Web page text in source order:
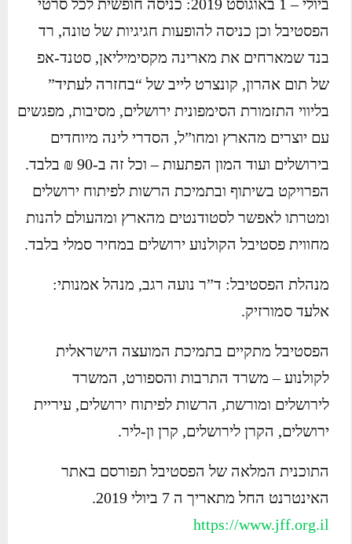
ביולי – 1 באוגוסט 2019: כניסה חופשית לכל סרטי
הפסטיבל וכן כניסה להופעות חגיגיות של טונה, רד
בנד שמארחים את מארינה מקסימיליאן, סטנד-אפ
של תום אהרון, קונצרט לייב של “בחזרה לעתיד”
בליווי התזמורת הסימפונית ירושלים, מסיבות, מפגשים
עם יוצרים מהארץ ומחו”ל, הסדרי לינה מיוחדים
בירושלים ועוד המון הפתעות – וכל זה ב-90 ₪ בלבד.
הפרויקט בשיתוף ובתמיכת הרשות לפיתוח ירושלים
ומטרתו לאפשר לסטודנטים מהארץ ומהעולם להנות
מחווית פסטיבל הקולנוע ירושלים במחיר סמלי בלבד.
מנהלת הפסטיבל: ד”ר נועה רגב, מנהל אמנותי:
אלעד סמורזיק.
הפסטיבל מתקיים בתמיכת המועצה הישראלית
לקולנוע – משרד התרבות והספורט, המשרד
לירושלים ומורשת, הרשות לפיתוח ירושלים, עיריית
ירושלים, הקרן לירושלים, קרן ון-ליר.
התוכנית המלאה של הפסטיבל תפורסם באתר
האינטרנט החל מתאריך ה 7 ביולי 2019.
https://www.jff.org.il